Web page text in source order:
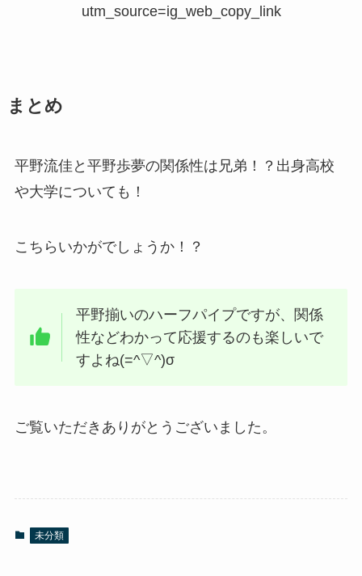
utm_source=ig_web_copy_link
まとめ
平野流佳と平野歩夢の関係性は兄弟！？出身高校
や大学についても！
こちらいかがでしょうか！？
平野揃いのハーフパイプですが、関係
性などわかって応援するのも楽しいで
すよね(=^▽^)σ
ご覧いただきありがとうございました。
未分類